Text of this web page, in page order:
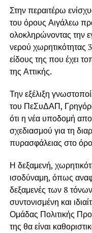
Στην περαιτέρω
του όρους Αιγάλεω
ολοκληρώνοντας την
νερού χωρητικότητας
είδους της που έχει
της Αττικής.
Την εξέλιξη
του ΠεΣυΔΑΠ,
ότι η νέα υποδομή
σχεδιασμού για τη
πυρασφάλειας στο
Η δεξαμενή,
ισοδύναμη, όπως
δεξαμενές των 8
συντονισμένη και
Ομάδας Πολιτικής
της θα είναι